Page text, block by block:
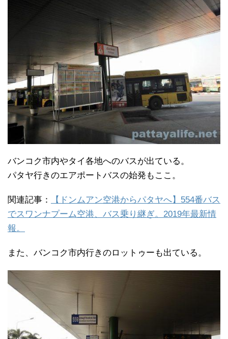
バンコク市内やタイ各地へのバスが出ている。
パタヤ行きのエアポートバスの始発もここ。
関連記事：
【ドンムアン空港からパタヤへ】554番バス
でスワンナプーム空港、バス乗り継ぎ。2019年最新情
報。
また、バンコク市内行きのロットゥーも出ている。